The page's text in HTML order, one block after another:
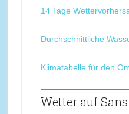
14 Tage
Durchschnittliche
Klimatabelle für den
Wetter auf